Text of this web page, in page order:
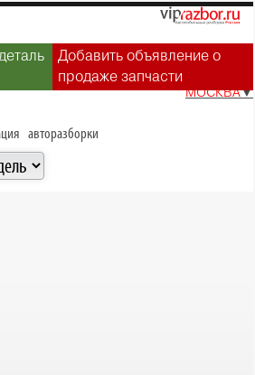
Добавить объявление о
продаже запчасти
МОСКВА▼
авторазборки